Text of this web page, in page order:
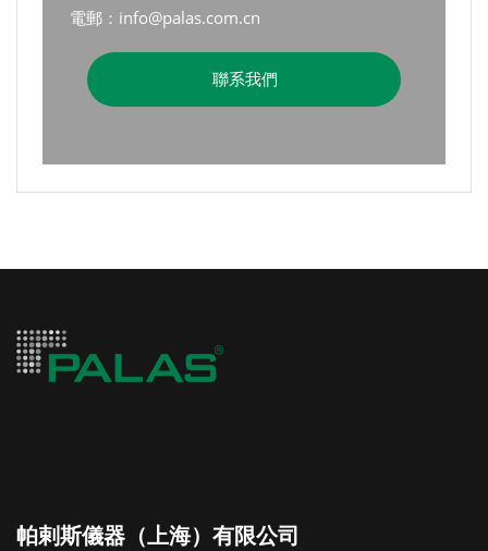
電郵：info@palas.com.cn
聯系我們
帕剌斯儀器（上海）有限公司